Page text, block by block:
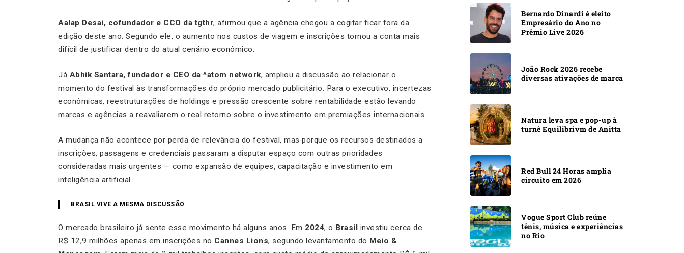
Aalap Desai, cofundador e CCO da tgthr, afirmou que a agência chegou a cogitar ficar fora da
edição deste ano. Segundo ele, o aumento nos custos de viagem e inscrições tornou a conta mais
difícil de justificar dentro do atual cenário econômico.
Já Abhik Santara, fundador e CEO da ^atom network, ampliou a discussão ao relacionar o
momento do festival às transformações do próprio mercado publicitário. Para o executivo, incertezas
econômicas, reestruturações de holdings e pressão crescente sobre rentabilidade estão levando
marcas e agências a reavaliarem o real retorno sobre o investimento em premiações internacionais.
A mudança não acontece por perda de relevância do festival, mas porque os recursos destinados a
inscrições, passagens e credenciais passaram a disputar espaço com outras prioridades
consideradas mais urgentes — como expansão de equipes, capacitação e investimento em
inteligência artificial.
BRASIL VIVE A MESMA DISCUSSÃO
O mercado brasileiro já sente esse movimento há alguns anos. Em 2024, o Brasil investiu cerca de
R$ 12,9 milhões apenas em inscrições no Cannes Lions, segundo levantamento do Meio &
Bernardo Dinardi é eleito
Empresário do Ano no
Prêmio Live 2026
João Rock 2026 recebe
diversas ativações de marca
Natura leva spa e pop-up à
turnê Equilibrivm de Anitta
Red Bull 24 Horas amplia
circuito em 2026
Vogue Sport Club reúne
tênis, música e experiências
no Rio